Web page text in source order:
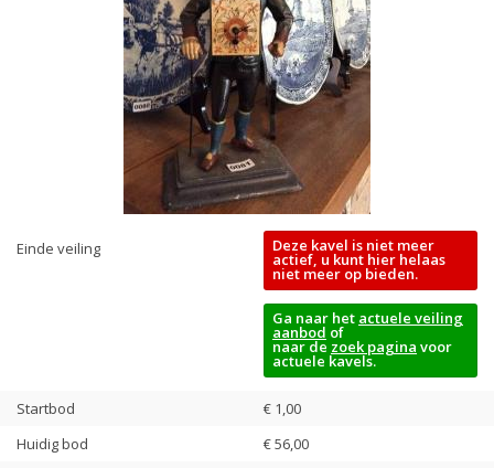
Einde veiling Deze kavel is niet meer
actief, u kunt hier helaas
niet meer op bieden.
Ga naar het actuele veiling
aanbod of
naar de zoek pagina voor
actuele kavels.
Startbod
€ 1,00
Huidig bod
€56,00